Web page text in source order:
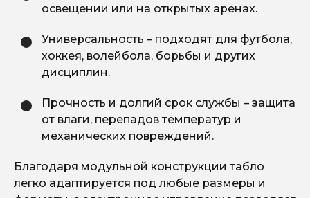
освещении или на открытых аренах.
Универсальность – подходят для футбола,
хоккея, волейбола, борьбы и других
дисциплин.
Прочность и долгий срок службы – защита
от влаги, перепадов температур и
механических повреждений.
Благодаря модульной конструкции табло
легко адаптируется под любые размеры и